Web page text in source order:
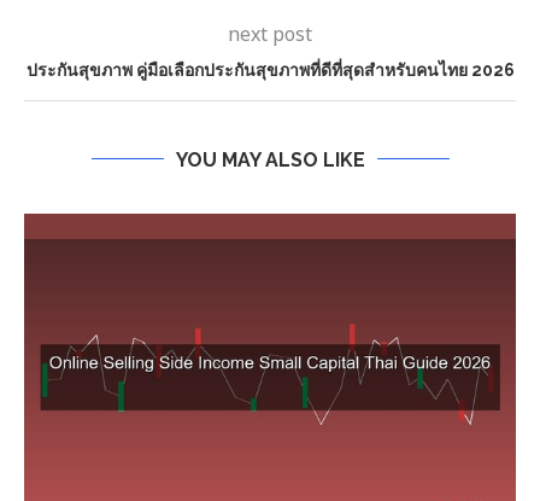
next post
ประกันสุขภาพ คู่มือเลือกประกันสุขภาพที่ดีที่สุดสำหรับคนไทย 2026
YOU MAY ALSO LIKE